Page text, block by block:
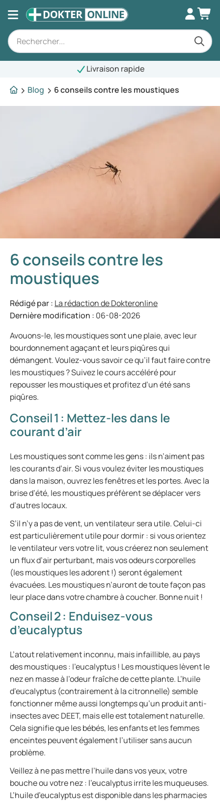
Livraison rapide
Blog
6 conseils contre les moustiques
6 conseils contre les
moustiques
Rédigé par : La rédaction de Dokteronline
Dernière modification : 06-08-2026
Avouons-le, les moustiques sont une plaie, avec leur
bourdonnement agaçant et leurs piqûres qui
démangent. Voulez-vous savoir ce qu’il faut faire contre
les moustiques ? Suivez le cours accéléré pour
repousser les moustiques et profitez d’un été sans
piqûres.
Conseil 1 : Mettez-les dans le
courant d’air
Les moustiques sont comme les gens : ils n’aiment pas
les courants d’air. Si vous voulez éviter les moustiques
dans la maison, ouvrez les fenêtres et les portes. Avec la
brise d’été, les moustiques préfèrent se déplacer vers
d’autres locaux.
S’il n’y a pas de vent, un ventilateur sera utile. Celui-ci
est particulièrement utile pour dormir : si vous orientez
le ventilateur vers votre lit, vous créerez non seulement
un flux d’air perturbant, mais vos odeurs corporelles
(les moustiques les adorent !) seront également
évacuées. Les moustiques n’auront de toute façon pas
leur place dans votre chambre à coucher. Bonne nuit !
Conseil 2 : Enduisez-vous
d’eucalyptus
L’atout relativement inconnu, mais infaillible, au pays
des moustiques : l’eucalyptus ! Les moustiques lèvent le
nez en masse à l’odeur fraîche de cette plante. L’huile
d’eucalyptus (contrairement à la citronnelle) semble
fonctionner même aussi longtemps qu’un produit anti-
insectes avec DEET, mais elle est totalement naturelle.
Cela signifie que les bébés, les enfants et les femmes
enceintes peuvent également l’utiliser sans aucun
problème.
Veillez à ne pas mettre l’huile dans vos yeux, votre
bouche ou votre nez : l’eucalyptus irrite les muqueuses.
L’huile d’eucalyptus est disponible dans les pharmacies